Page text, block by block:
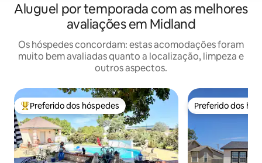
Aluguel por temporada com as melhores
avaliações em Midland
Os hóspedes concordam: estas acomodações foram
muito bem avaliadas quanto a localização, limpeza e
outros aspectos.
Entre os melhores preferidos dos hóspedes
Preferido dos hóspedes Preferido dos
Preferido dos